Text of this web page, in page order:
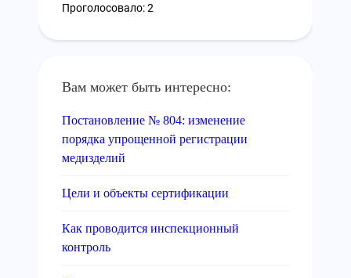
Проголосовало: 2
Вам может быть интересно:
Постановление № 804: изменение
порядка упрощенной регистрации
медизделий
Цели и объекты сертификации
Как проводится инспекционный
контроль